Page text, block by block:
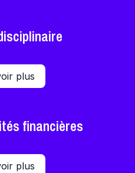
plus
financières
plus